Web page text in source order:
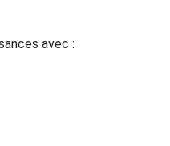
avec :